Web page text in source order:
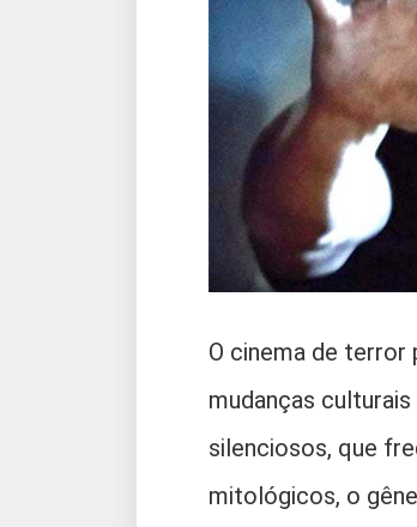
O cinema de terror
mudanças
silenciosos, que
mitológicos, o